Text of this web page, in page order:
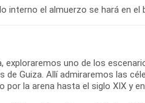
interno el almuerzo se hará en
exploraremos uno de los
de Guiza. Allí admiraremos las
por la arena hasta el siglo XIX y